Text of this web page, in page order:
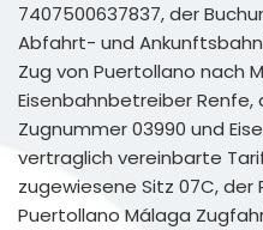
7407500637837, der
Abfahrt- und
Zug von Puertollano nach
Eisenbahnbetreiber
Zugnummer 03990 und
vertraglich vereinbarte
zugewiesene Sitz 07C, der
Puertollano Málaga